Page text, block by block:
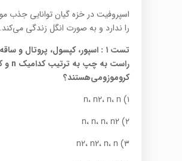
اسپروفیت در خزه گیان توانایی جذب
را ندارد و به صورت انگل زندگی می‌کند.
تست ۱
: اسپور، کپسول، پروتال و
راست به چپ به ترتیب کدامیک n و
کروموزومی‌هستند؟
۱) n، n2، n، n
۲) n، n، n، n2
۳) n2، n2، n، n